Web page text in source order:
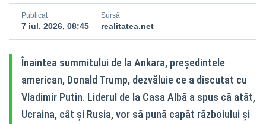
Publicat
7 iul. 2026, 08:45
Sursă
realitatea.net
Înaintea summitului de la Ankara, președintele
american, Donald Trump, dezvăluie ce a discutat cu
Vladimir Putin. Liderul de la Casa Albă a spus că atât,
Ucraina, cât și Rusia, vor să pună capăt războiului și